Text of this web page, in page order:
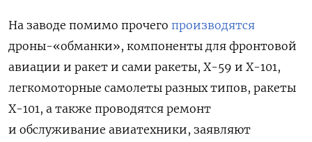
На заводе помимо прочего производятся
дроны-«обманки», компоненты для фронтовой
авиации и ракет и сами ракеты, Х-59 и Х-101,
легкомоторные самолеты разных типов, ракеты
Х-101, а также проводятся ремонт
и обслуживание авиатехники, заявляют